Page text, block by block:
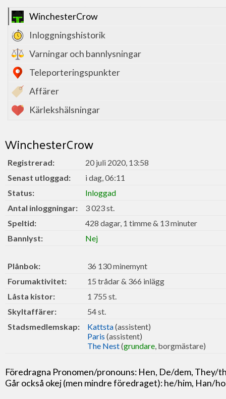
WinchesterCrow
Inloggningshistorik
Varningar och bannlysningar
Teleporteringspunkter
Affärer
Kärlekshälsningar
WinchesterCrow
Registrerad:
20 juli 2020, 13:58
Senast utloggad:
i dag, 06:11
Status:
Inloggad
Antal inloggningar:
3 023 st.
Speltid:
428 dagar, 1 timme & 13 minuter
Bannlyst:
Nej
Plånbok:
36 130 minemynt
Forumaktivitet:
15 trådar & 366 inlägg
Låsta kistor:
1 755 st.
Skyltaffärer:
54 st.
Stadsmedlemskap:
Kattsta(assistent)
Paris (assistent)
The Nest(grundare, borgmästare)
Föredragna Pronomen/pronouns: Hen, De/dem, They/
Går också okej (men mindre föredraget): he/him, Han/